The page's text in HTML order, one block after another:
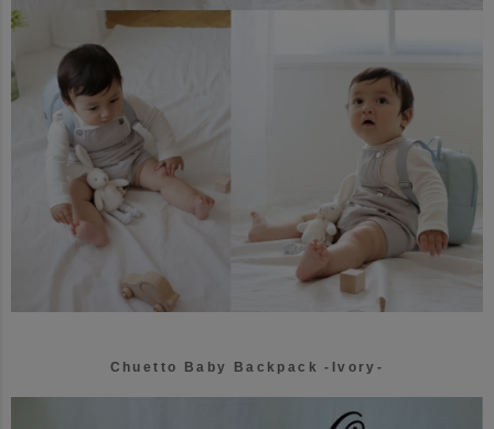
Chuetto Baby Backpack -Ivory-